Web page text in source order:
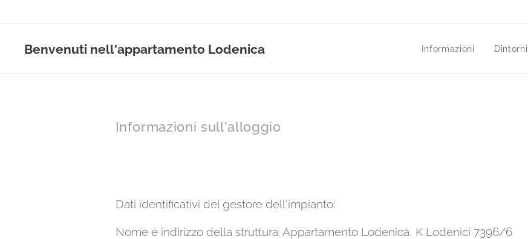
Benvenuti nell'appartamento Lodenica Informazioni Dintorni
Informazioni sull'alloggio
Dati identificativi del gestore dell'impianto:
Nome e indirizzo della struttura: Appartamento Lodenica, K Lodenici 7396/6